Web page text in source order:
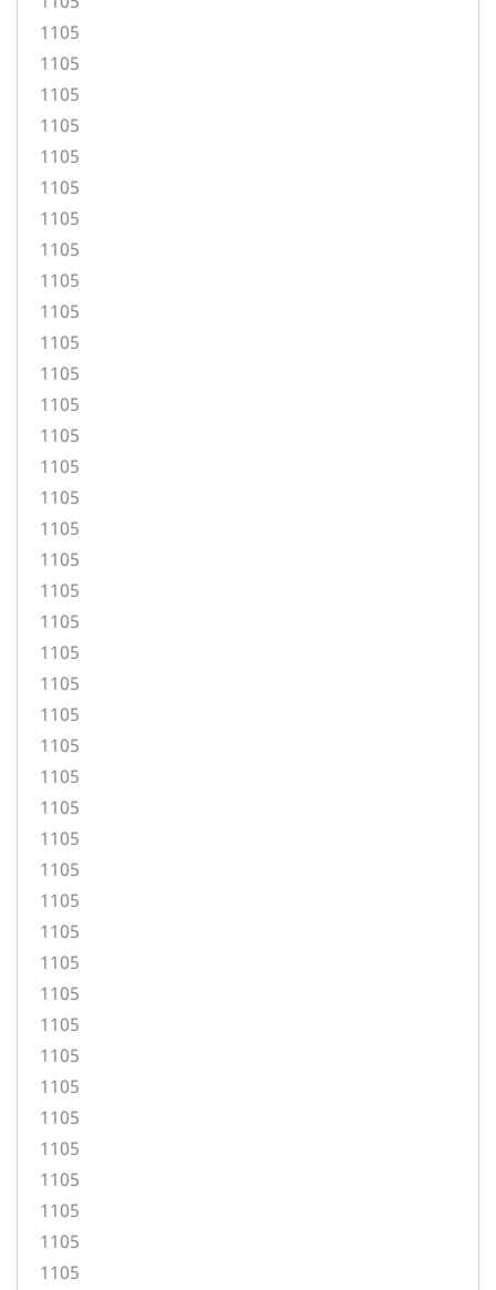
1105
1105
1105
1105
1105
1105
1105
1105
1105
1105
1105
1105
1105
1105
1105
1105
1105
1105
1105
1105
1105
1105
1105
1105
1105
1105
1105
1105
1105
1105
1105
1105
1105
1105
1105
1105
1105
1105
1105
1105
1105